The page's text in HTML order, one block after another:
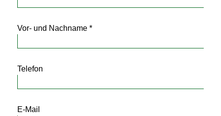
Vor- und Nachname *
Telefon
E-Mail